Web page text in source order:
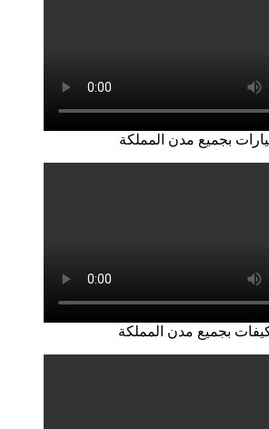
بجميع مدن المملكة
بجميع مدن المملكة